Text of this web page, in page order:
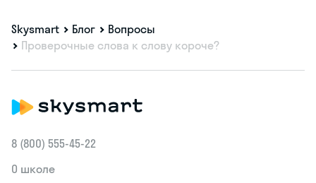
Skysmart Блог
Вопросы
Проверочные слова к слову короче?
8 (800) 555‑45-22
О школе